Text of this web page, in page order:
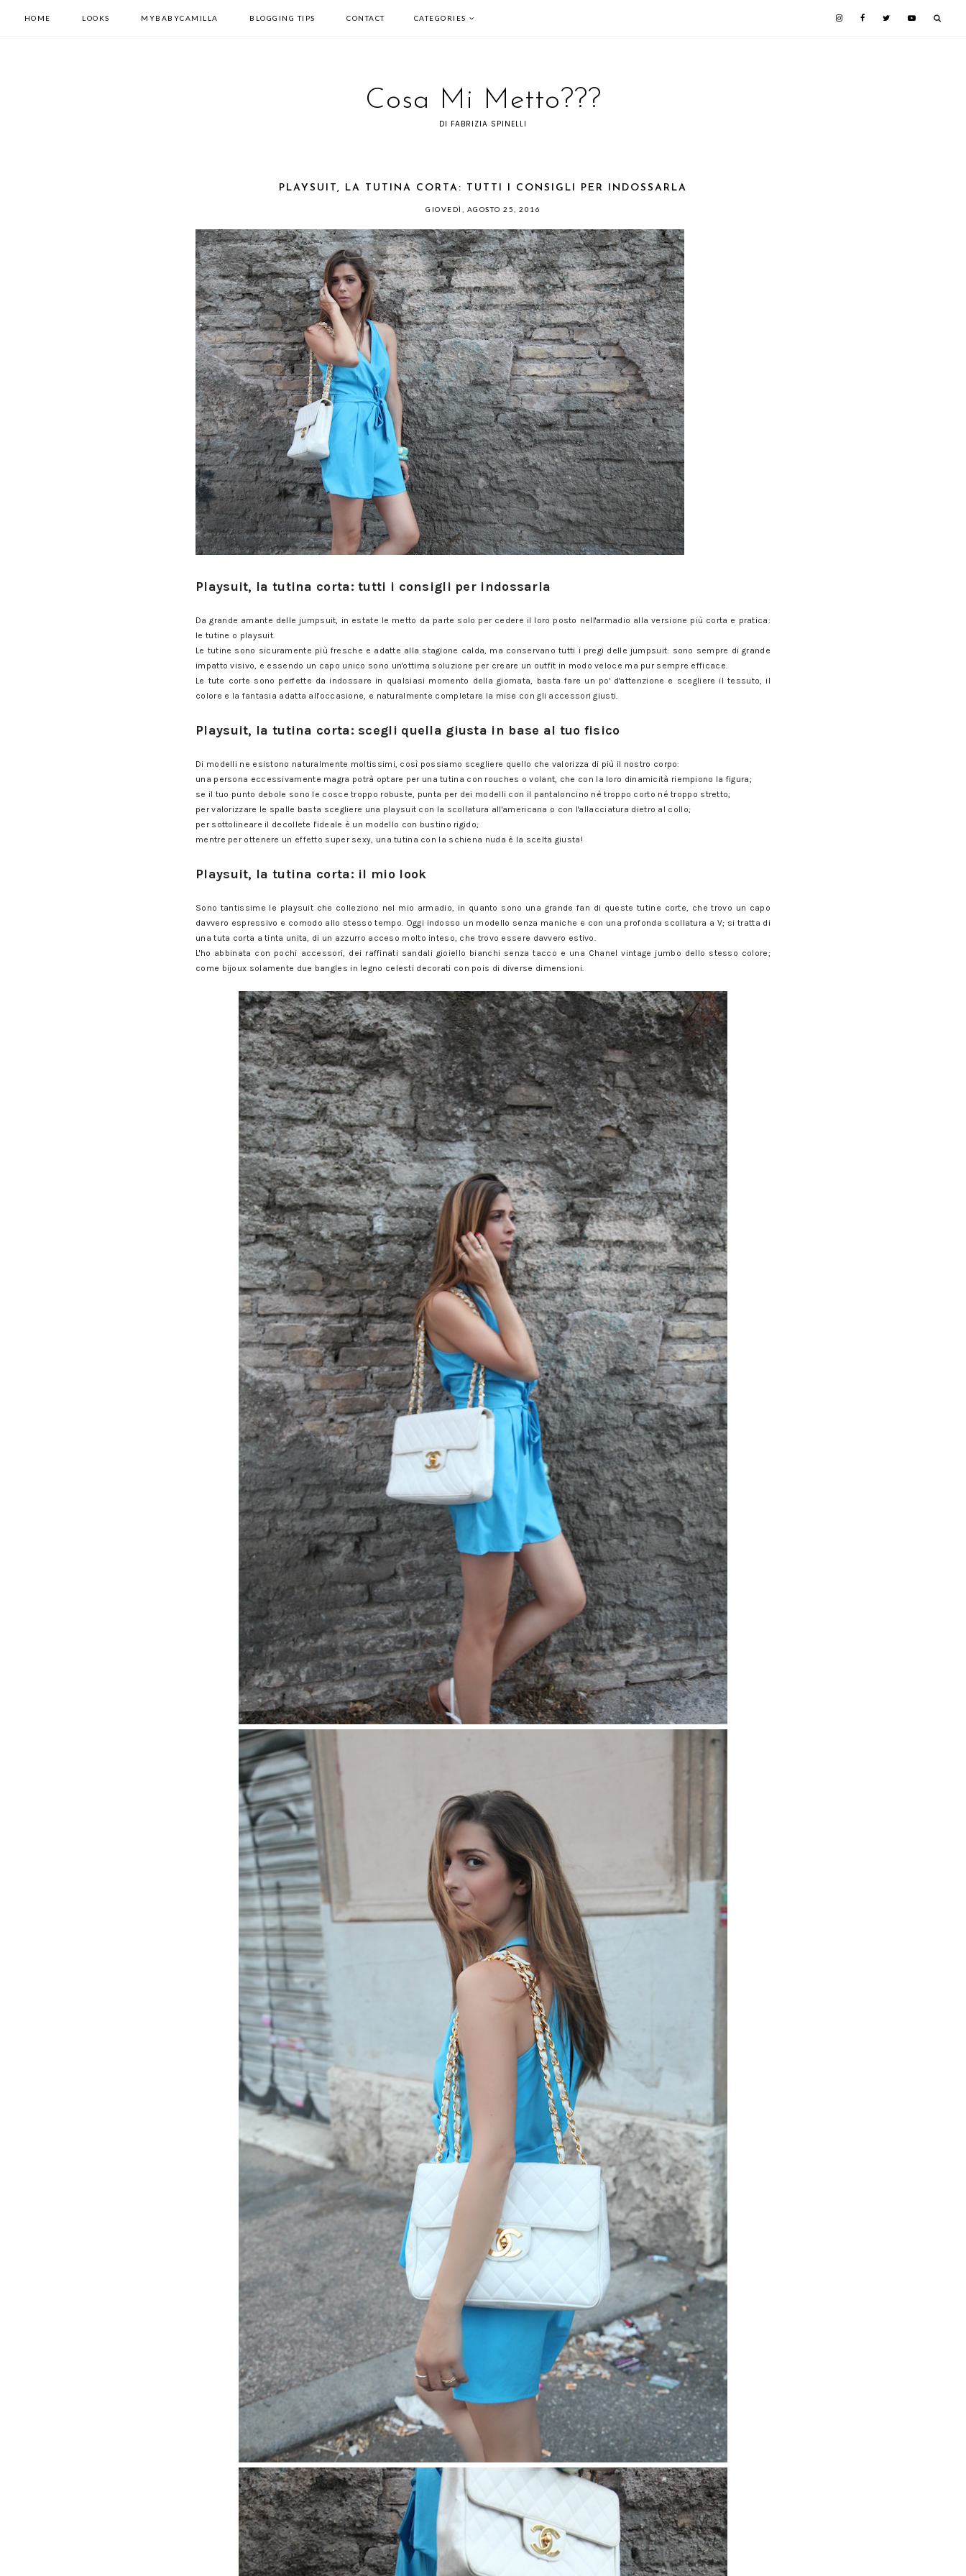
HOME LOOKS MYBABYCAMILLA BLOGGING TIPS CONTACT CATEGORIES
Cosa Mi Metto???
DI FABRIZIA SPINELLI
PLAYSUIT, LA TUTINA CORTA: TUTTI I CONSIGLI PER INDOSSARLA
GIOVEDÌ, AGOSTO 25, 2016
Playsuit, la tutina corta: tutti i consigli per indossarla
Da grande amante delle jumpsuit, in estate le metto da parte solo per cedere il loro posto nell'armadio alla versione più corta e pratica:
le tutine o playsuit.
Le tutine sono sicuramente più fresche e adatte alla stagione calda, ma conservano tutti i pregi delle jumpsuit: sono sempre di grande
impatto visivo, e essendo un capo unico sono un'ottima soluzione per creare un outfit in modo veloce ma pur sempre efficace.
Le tute corte sono perfette da indossare in qualsiasi momento della giornata, basta fare un po' d'attenzione e scegliere il tessuto, il
colore e la fantasia adatta all'occasione, e naturalmente completare la mise con gli accessori giusti.
Playsuit, la tutina corta: scegli quella giusta in base al tuo fisico
Di modelli ne esistono naturalmente moltissimi, così possiamo scegliere quello che valorizza di più il nostro corpo:
una persona eccessivamente magra potrà optare per una tutina con rouches o volant, che con la loro dinamicità riempiono la figura;
se il tuo punto debole sono le cosce troppo robuste, punta per dei modelli con il pantaloncino né troppo corto né troppo stretto;
per valorizzare le spalle basta scegliere una playsuit con la scollatura all'americana o con l'allacciatura dietro al collo;
per sottolineare il decollete l'ideale è un modello con bustino rigido;
mentre per ottenere un effetto super sexy, una tutina con la schiena nuda è la scelta giusta!
Playsuit, la tutina corta: il mio look
Sono tantissime le playsuit che colleziono nel mio armadio, in quanto sono una grande fan di queste tutine corte, che trovo un capo
davvero espressivo e comodo allo stesso tempo. Oggi indosso un modello senza maniche e con una profonda scollatura a V; si tratta di
una tuta corta a tinta unita, di un azzurro acceso molto inteso, che trovo essere davvero estivo.
L'ho abbinata con pochi accessori, dei raffinati sandali gioiello bianchi senza tacco e una Chanel vintage jumbo dello stesso colore;
come bijoux solamente due bangles in legno celesti decorati con pois di diverse dimensioni.